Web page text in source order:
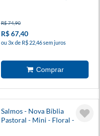
R$ 74,90
R$ 67,40
ou 3x de R$ 22,46 sem juros
Salmos - Nova Bíblia
Pastoral - Mini - Floral -